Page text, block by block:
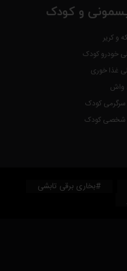
و کودک
و کریر
خودرو کودک
غذا خوری
واش
سرگرمی کودک
شخصی کودک
#بخاری برقی تابشی